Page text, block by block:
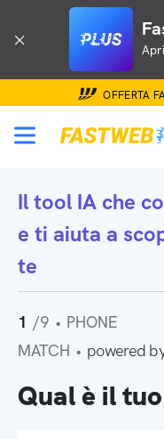
OFFERTA
Il tool IA che
e ti aiuta a
te
1 /9 • PHONE
MATCH • powered
Qual è il